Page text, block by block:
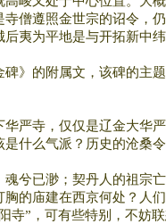
寺僧遵照金世宗的诏令，
后夷为平地是与开拓新中
碑》的附属文，该碑的主
华严寺，仅仅是辽金大华
是什么气派？历史的沧桑
魂兮已渺；契丹人的祖宗
胸的庙建在西京何处？人
寺”，可有些特别，不妨